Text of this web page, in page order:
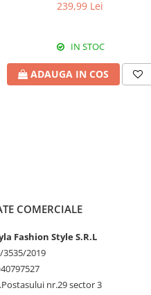
239,99 Lei
IN STOC
ADAUGA IN COS
COMERCIALE
Fashion Style S.R.L
3535/2019
nr.29 sector 3